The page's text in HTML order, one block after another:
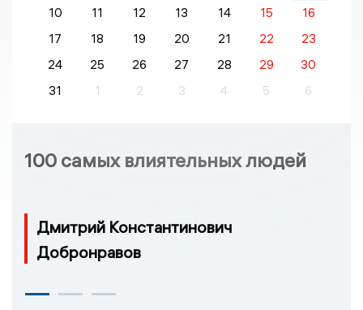
10
11 12 13 14 15
16
17
18 19 20 21 22
23
24
25 26 27 28 29
30
31
1 2 3 4 5 6
100 самых влиятельных людей
Дмитрий Константинович
Добронравов